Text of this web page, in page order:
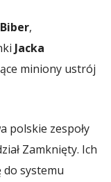
,
Jacka
miniony ustrój
polskie zespoły
Zamknięty. Ich
systemu